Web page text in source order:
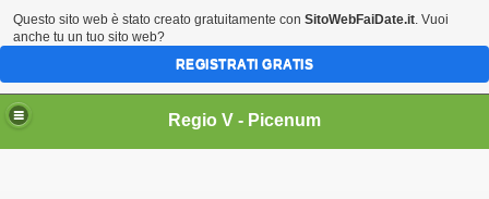
Regio V - Picenum
Questo sito web è stato creato gratuitamente con SitoWebFaiDate.it. Vuoi
anche tu un tuo sito web?
REGISTRATI GRATIS